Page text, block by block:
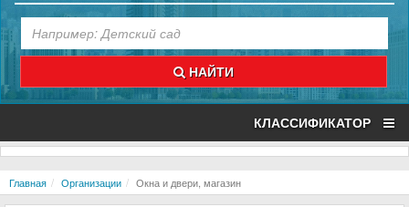
НАЙТИ
КЛАССИФИКАТОР
Главная Организации Окна и двери, магазин